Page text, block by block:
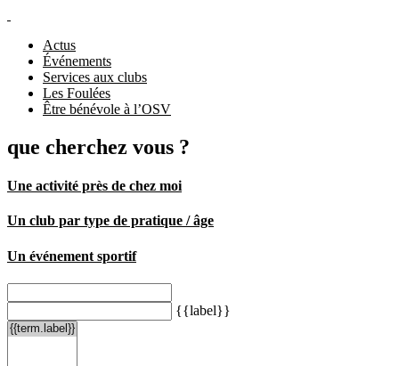
Actus
Événements
Services aux clubs
Les Foulées
Être bénévole à l’OSV
que cherchez vous ?
Une activité près de chez moi
Un club par type de pratique / âge
Un événement sportif
{{label}}